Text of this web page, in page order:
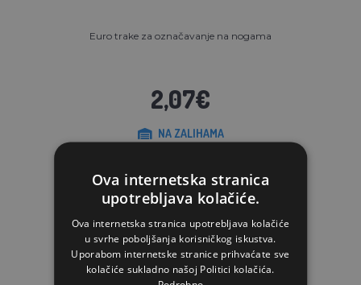
Euro trake za označavanje na nogama
2,07€
NA ZALIHAMA
Ova internetska stranica
upotrebljava kolačiće.
Ova internetska stranica upotrebljava kolačiće
u svrhe poboljšanja korisničkog iskustva.
Uporabom internetske stranice prihvaćate sve
kolačiće sukladno našoj Politici kolačića.